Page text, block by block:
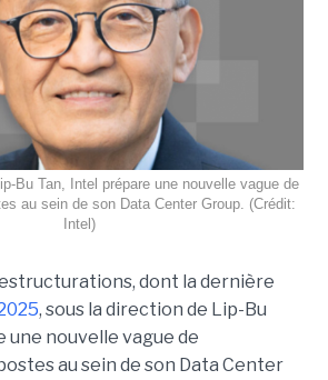
Bu Tan, Intel prépare une nouvelle vague de
au sein de son Data Center Group. (Crédit:
Intel)
dont la dernière
, sous la direction de Lip-Bu
une nouvelle vague de
au sein de son Data Center